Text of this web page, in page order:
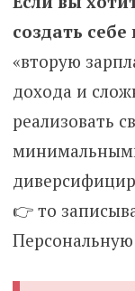
создать
«вторую
дохода и
реализовать
👉 то